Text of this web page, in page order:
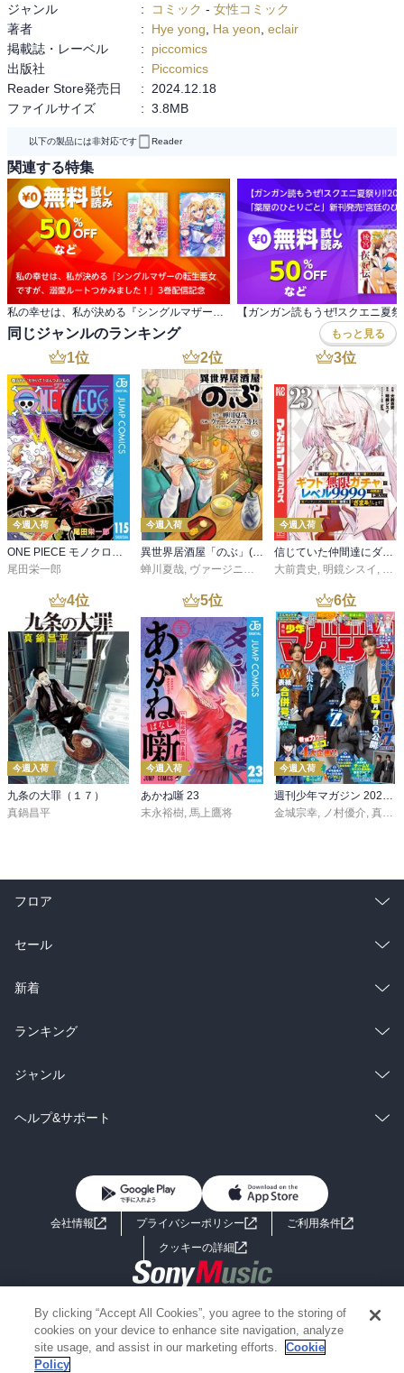
ジャンル : コミック - 女性コミック
著者
: Hye yong Ha yeon eclair
掲載誌・レーベル
:
piccomics
出版社
:
Piccomics
Reader Store発売日
:
2024.12.18
ファイルサイズ
: 3.8MB
以下の製品には非対応です Reader
関連する特集
私の幸せは、私が決める『シングルマザーの転生悪女 ですが、溺愛ルートつかみました！』3巻配信記念
同じジャンルのランキング もっと見る
1位
今週入荷
ONE PIECE モノクロ版 115
尾田栄一郎
2位
今週入荷
異世界居酒屋「のぶ」(22)
蝉川夏哉, ヴァージニア二等兵 ,転
3位
今週入荷
信じていた仲間達にダンジョン奥地で殺されかけたがギフト『無限ガチャ』でレベル９９９９の仲間達を手に入れて元パーティーメンバーと世界に復讐＆『ざまぁ！』します！（２３）
大前貴史 , 明鏡シスイ , ｔ
4位
今週入荷
九条の大罪（１７）
真鍋昌平
5位
今週入荷
あかね噺 23
末永裕樹 馬上鷹将
6位
今週入荷
金城宗幸
ノ村優介 真島ヒロ
フロア
総合
ラノベ
雑誌・グラビア
BL・TL
セール
総合
ラノベ
雑誌・グラビア
BL・TL
新着
総合
ラノベ
雑誌・グラビア
ランキング
総合
ラノベ
ジャンル
コミック
ライトノベル 男子向けラノベ
小説
海外小説
ミステリー SF
歴史・時代小説
ヘルプ&サポート
よくあるご質問 お問い合わせ
会社情報 プライバシーポリシー
ご利用条件
クッキーの詳細
Copyright 2017 - 2026 Sony Music Entertainment(Japan) Inc.
Information on the site is for the Japan domestic market only
powered by
By clicking “Accept All Cookies”, you agree to the storing of
cookies on your device to enhance site navigation, analyze
site usage, and assist in our marketing efforts.
Cookie
Policy